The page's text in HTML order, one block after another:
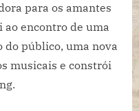
para os amantes
ao encontro de uma
público, uma nova
musicais e constrói